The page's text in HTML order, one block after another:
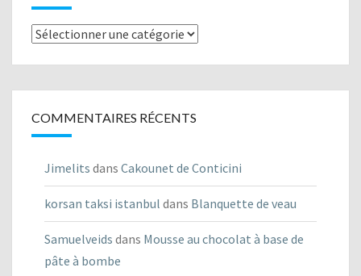
Listes
COMMENTAIRES RÉCENTS
Jimelits dans Cakounet de Conticini
korsan taksi istanbul dans Blanquette de veau
Samuelveids dans Mousse au chocolat à base de
pâte à bombe